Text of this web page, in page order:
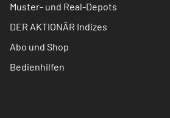
Muster- und Real-Depots
DER AKTIONÄR Indizes
Abo und Shop
Bedienhilfen